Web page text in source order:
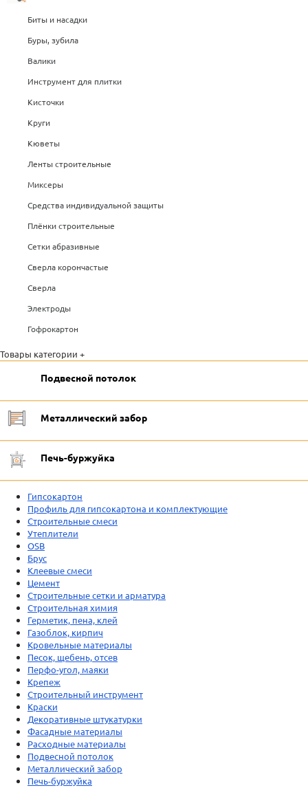
Биты и насадки
Буры, зубила
Валики
Инструмент для плитки
Кисточки
Круги
Кюветы
Ленты строительные
Миксеры
Средства индивидуальной защиты
Плёнки строительные
Сетки абразивные
Сверла корончастые
Сверла
Электроды
Гофрокартон
Товары категории +
Подвесной потолок
Металлический забор
Печь-буржуйка
Гипсокартон
Профиль для гипсокартона и комплектующие
Строительные смеси
Утеплители
OSB
Брус
Клеевые смеси
Цемент
Строительные сетки и арматура
Строительная химия
Герметик, пена, клей
Газоблок, кирпич
Кровельные материалы
Песок, щебень, отсев
Перфо-угол, маяки
Крепеж
Строительный инструмент
Краски
Декоративные штукатурки
Фасадные материалы
Расходные материалы
Подвесной потолок
Металлический забор
Печь-буржуйка